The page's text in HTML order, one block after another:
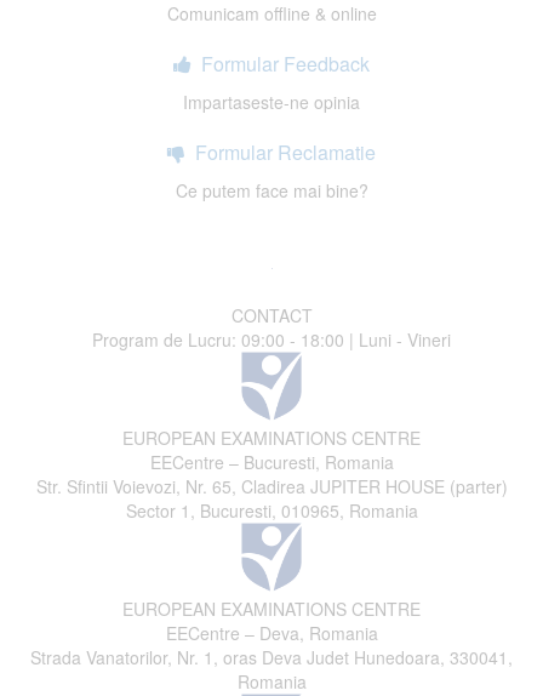
Comunicam offline & online
Formular Feedback
Impartaseste-ne opinia
Formular Reclamatie
Ce putem face mai bine?
CONTACT
Program de Lucru: 09:00 - 18:00 | Luni - Vineri
EUROPEAN EXAMINATIONS CENTRE
EECentre – Bucuresti, Romania
Str. Sfintii Voievozi, Nr. 65, Cladirea JUPITER HOUSE (parter)
Sector 1, Bucuresti, 010965, Romania
EUROPEAN EXAMINATIONS CENTRE
EECentre – Deva, Romania
Strada Vanatorilor, Nr. 1, oras Deva Judet Hunedoara, 330041,
Romania